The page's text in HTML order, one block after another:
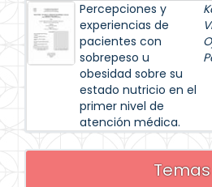
Percepciones y
experiencias de
pacientes con
sobrepeso u
obesidad sobre su
estado nutricio en el
primer nivel de
atención médica.
Temas